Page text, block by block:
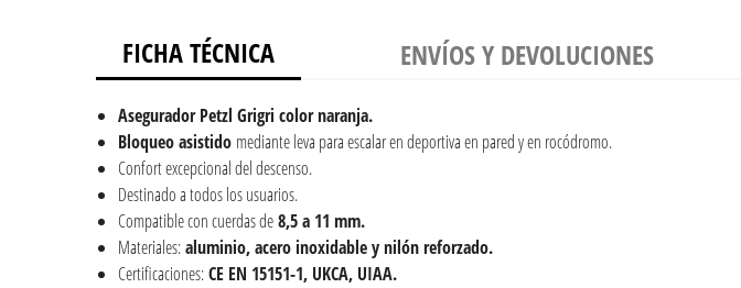
FICHA TÉCNICA ENVÍOS Y DEVOLUCIONES
Asegurador Petzl Grigri color naranja.
Bloqueoasistido mediante leva para escalar en deportiva en pared y en rocódromo.
Confort excepcional del descenso.
Destinado a todos los usuarios.
Compatible con cuerdas de8,5 a 11 mm.
Materiales:aluminio, acero inoxidable y nilón reforzado.
Certificaciones:CE EN 15151-1, UKCA, UIAA.